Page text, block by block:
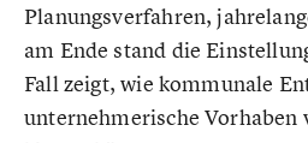
Planungsverfahren,
am Ende stand die
Fall zeigt, wie kommunale
unternehmerische Vorhaben